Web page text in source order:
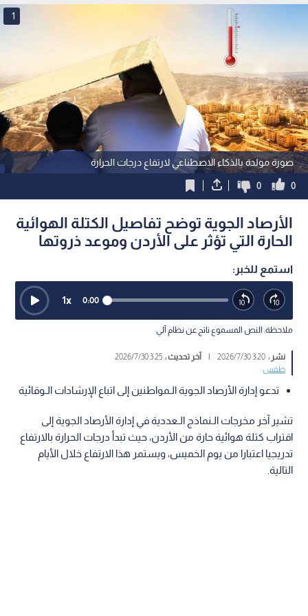
صورة مولدة بالذكاء الاصطناعي لارتفاع درجات الحرارة
1
0
0
الأرصاد الجوية توضح تفاصيل الكتلة الهوائية
الحارة التي تؤثر على الأردن وموعد ذروتها
استمع للخبر:
0:00
1x
ملاحظة: النص المسموع ناتج عن نظام آلي
نشر :3:20 2026/7/30
| آخر تحديث :3:25 2026/7/30
طقس
تدعو إدارة الأرصاد الجوية الـمواطنين إلى اتباع الإرشادات الـوقائية
تشير آخر مخرجات الـنماذج الـعددية في إدارة الأرصاد الجوية إلى
اقتراب كتلة هوائية حارة من الأردن، حيث تبدأ درجات الحرارة بالارتفاع
تدريجيا اعتبارا من يوم الخميس، ويستمر هذا الارتفاع خلال الأيام
التالية.